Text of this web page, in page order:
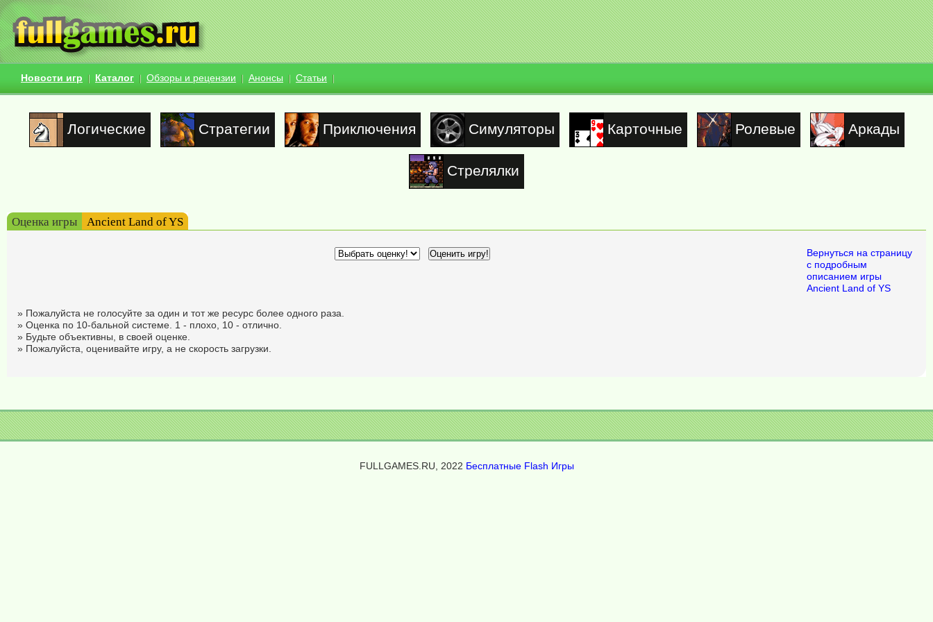
Новости игр Каталог Обзоры и рецензии Анонсы Статьи
Логические Стратегии Приключения Симуляторы Карточные Ролевые Аркады
Стрелялки
Оценка игры Ancient Land of YS
Вернуться на страницу
с подробным
описанием игры
Ancient Land of YS
» Пожалуйста не голосуйте за один и тот же ресурс более одного раза.
» Оценка по 10-бальной системе. 1 - плохо, 10 - отлично.
» Будьте объективны, в своей оценке.
» Пожалуйста, оценивайте игру, а не скорость загрузки.
FULLGAMES.RU, 2022 Бесплатные Flash Игры